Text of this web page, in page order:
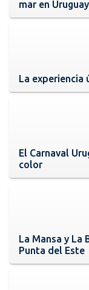
mar en Uruguay
La experiencia
El Carnaval
color
La Mansa y La
Punta del Este